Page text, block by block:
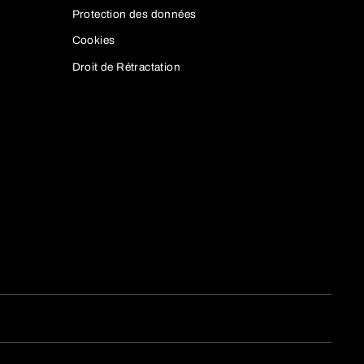
naturelle et réactive.
ou carbone choisi.
randonnées, il y a
Protection des données
Cookies
Droit de Rétractation